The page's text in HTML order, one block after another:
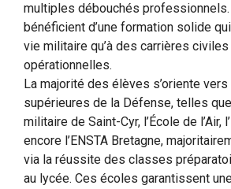
multiples débouchés
bénéficient d’une formation solide
vie militaire qu’à des carrières
opérationnelles.
La majorité des élèves s’oriente
supérieures de la Défense, telles
militaire de Saint-Cyr, l’École de l’Air,
encore l’ENSTA Bretagne,
via la réussite des classes
au lycée. Ces écoles garantissent